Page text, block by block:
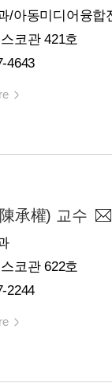
/아동미디어융합
코관 421호
4643
承權) 교수
코관 622호
2244